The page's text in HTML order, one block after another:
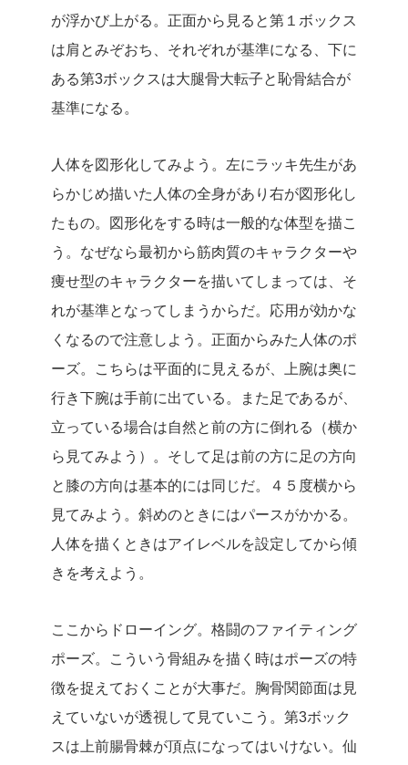
が浮かび上がる。正面から見ると第１ボックス
は肩とみぞおち、それぞれが基準になる、下に
ある第3ボックスは大腿骨大転子と恥骨結合が
基準になる。
人体を図形化してみよう。左にラッキ先生があ
らかじめ描いた人体の全身があり右が図形化し
たもの。図形化をする時は一般的な体型を描こ
う。なぜなら最初から筋肉質のキャラクターや
痩せ型のキャラクターを描いてしまっては、そ
れが基準となってしまうからだ。応用が効かな
くなるので注意しよう。正面からみた人体のポ
ーズ。こちらは平面的に見えるが、上腕は奥に
行き下腕は手前に出ている。また足であるが、
立っている場合は自然と前の方に倒れる（横か
ら見てみよう）。そして足は前の方に足の方向
と膝の方向は基本的には同じだ。４５度横から
見てみよう。斜めのときにはパースがかかる。
人体を描くときはアイレベルを設定してから傾
きを考えよう。
ここからドローイング。格闘のファイティング
ポーズ。こういう骨組みを描く時はポーズの特
徴を捉えておくことが大事だ。胸骨関節面は見
えていないが透視して見ていこう。第3ボック
スは上前腸骨棘が頂点になってはいけない。仙